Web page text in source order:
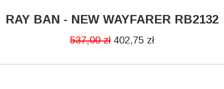
CZYTAJ DALEJ
RAY BAN - NEW WAYFARER RB2132
537,00zł 402,75 zł